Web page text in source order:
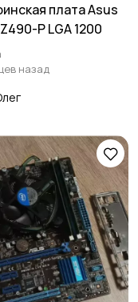
плата Asus
P LGA 1200
назад